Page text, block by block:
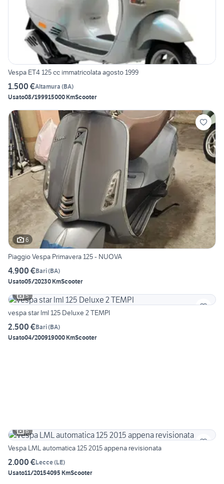
Vespa ET4 125 cc immatricolata agosto 1999
1.500 €Altamura (BA)
Usato08/199915000 KmScooter
6
Piaggio Vespa Primavera 125 - NUOVA
4.900 €Bari(BA)
Usato05/20230 KmScooter
5
vespa star lml 125 Deluxe 2 TEMPI
2.500 €Bari(BA)
Usato04/200919000 KmScooter
6
Vespa LML automatica 125 2015 appena revisionata
2.000 €Lecce(LE)
Usato11/20154095 KmScooter